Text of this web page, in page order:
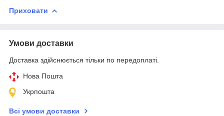
Приховати
Умови доставки
Доставка здійснюється тільки по передоплаті.
Нова Пошта
Укрпошта
Всі умови доставки